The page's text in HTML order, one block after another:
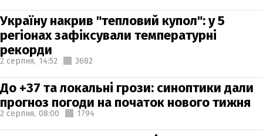
Україну накрив "тепловий купол": у 5
регіонах зафіксували температурні
рекорди
2 серпня, 14:52 3682
До +37 та локальні грози: синоптики дали
прогноз погоди на початок нового тижня
2 серпня, 08:00 1794